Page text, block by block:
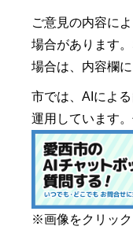
ご意見の内容に
場合があります
場合は、内容欄
市では、AIによ
運用しています
※画像をクリック